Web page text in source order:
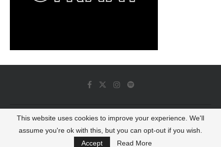
© 2022 - Luminous Dash All Rights Reserved
BACK TO TOP
This website uses cookies to improve your experience. We'll
assume you're ok with this, but you can opt-out if you wish.
Accept
Read More